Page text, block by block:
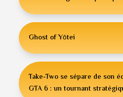
Ghost of Yōtei
Take-Two se sépare de son
GTA 6 : un tournant